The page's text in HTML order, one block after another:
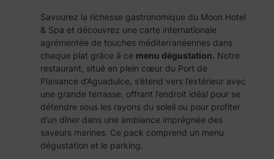
g
u
s
t
a
t
i
o
n
Savourez la richesse gastronomique du Moon Hotel
& Spa et découvrez une carte internationale
agrémentée de touches méditerranéennes dans
chaque plat grâce à ce menu dégustation. Notre
restaurant, situé en plein cœur du Port de
Plaisance d’Aguadulce, s’étend vers l’extérieur avec
une grande terrasse, offrant l’endroit idéal pour se
détendre sous les rayons du soleil ou pour profiter
d’un dîner dans une ambiance imprégnée des
saveurs marines. Ce pack comprend un menu
dégustation et le parking.